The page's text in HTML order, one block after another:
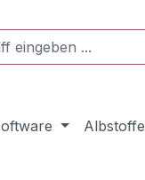
Albstoffe